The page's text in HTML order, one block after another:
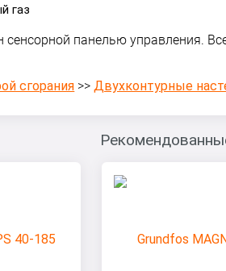
газ
сенсорной панелью управления.
сгорания >>Двухконтурные